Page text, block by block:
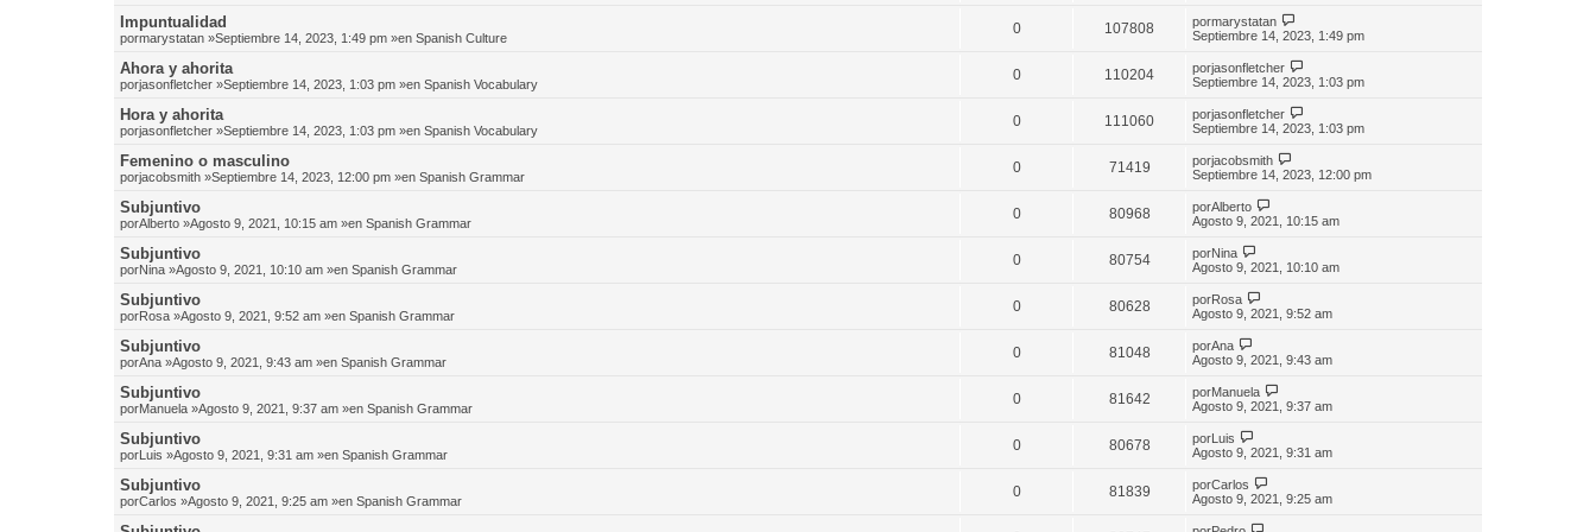
Impuntualidad
pormarystatan »Septiembre 14, 2023, 1:49 pm »en Spanish Culture
0 107808 pormarystatan
Septiembre 14, 2023, 1:49 pm
Ahora y ahorita
porjasonfletcher »Septiembre 14, 2023, 1:03 pm »en Spanish Vocabulary
0 110204 porjasonfletcher
Septiembre 14, 2023, 1:03 pm
Hora y ahorita
porjasonfletcher »Septiembre 14, 2023, 1:03 pm »en Spanish Vocabulary
0 111060 porjasonfletcher
Septiembre 14, 2023, 1:03 pm
Femenino o masculino
porjacobsmith »Septiembre 14, 2023, 12:00 pm »en Spanish Grammar
0 71419 porjacobsmith
Septiembre 14, 2023, 12:00 pm
Subjuntivo
porAlberto »Agosto 9, 2021, 10:15 am »en Spanish Grammar
0 80968 porAlberto
Agosto 9, 2021, 10:15 am
Subjuntivo
porNina »Agosto 9, 2021, 10:10 am »en Spanish Grammar
0 80754 porNina
Agosto 9, 2021, 10:10 am
Subjuntivo
porRosa »Agosto 9, 2021, 9:52 am »en Spanish Grammar
0 80628 porRosa
Agosto 9, 2021, 9:52 am
Subjuntivo
porAna »Agosto 9, 2021, 9:43 am »en Spanish Grammar
0 81048 porAna
Agosto 9, 2021, 9:43 am
Subjuntivo
porManuela »Agosto 9, 2021, 9:37 am »en Spanish Grammar
0 81642 porManuela
Agosto 9, 2021, 9:37 am
Subjuntivo
porLuis »Agosto 9, 2021, 9:31 am »en Spanish Grammar
0 80678 porLuis
Agosto 9, 2021, 9:31 am
Subjuntivo
porCarlos »Agosto 9, 2021, 9:25 am »en Spanish Grammar
0 81839 porCarlos
Agosto 9, 2021, 9:25 am